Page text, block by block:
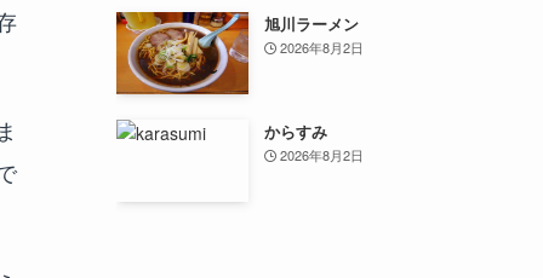
旭川ラーメン
2026年8月2日
からすみ
2026年8月2日